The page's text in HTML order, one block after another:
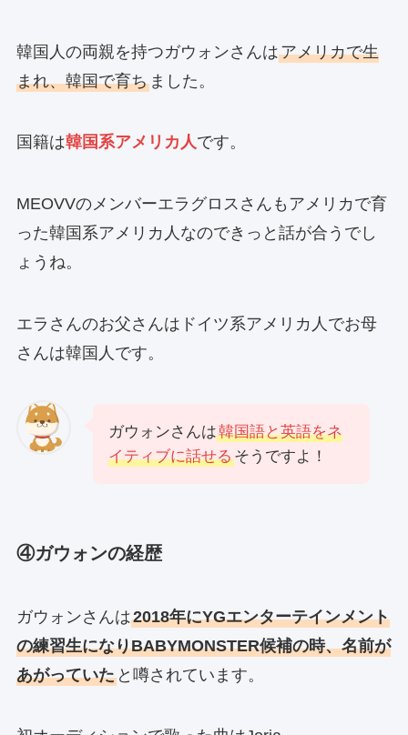
韓国人の両親を持つガウォンさんはアメリカで生
まれ、韓国で育ちました。
国籍は韓国系アメリカ人です。
MEOVVのメンバーエラグロスさんもアメリカで育
った韓国系アメリカ人なのできっと話が合うでし
ょうね。
エラさんのお父さんはドイツ系アメリカ人でお母
さんは韓国人です。
ガウォンさんは韓国語と英語をネ
イティブに話せるそうですよ！
④ガウォンの経歴
ガウォンさんは2018年にYGエンターテインメント
の練習生になりBABYMONSTER候補の時、名前が
あがっていたと噂されています。